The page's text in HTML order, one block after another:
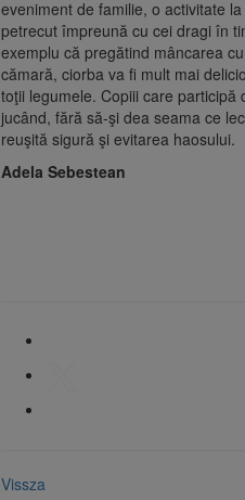
eveniment de familie, o activitate
petrecut împreună cu cei dragi în
exemplu că pregătind mâncarea
cămară, ciorba va fi mult mai
toţii legumele. Copiii care
jucând, fără să-şi dea seama ce
reuşită sigură şi evitarea haosului.
Adela Sebestean
Vissza